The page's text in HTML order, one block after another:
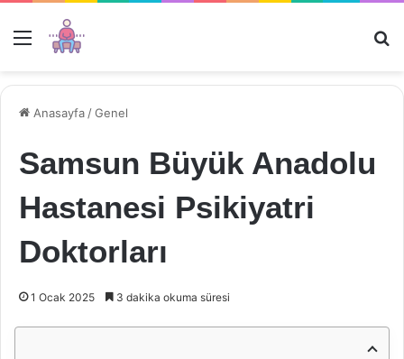
Menü
Anasayfa /Genel
Samsun Büyük Anadolu
Hastanesi Psikiyatri
Doktorları
1 Ocak 2025 3 dakika okuma süresi